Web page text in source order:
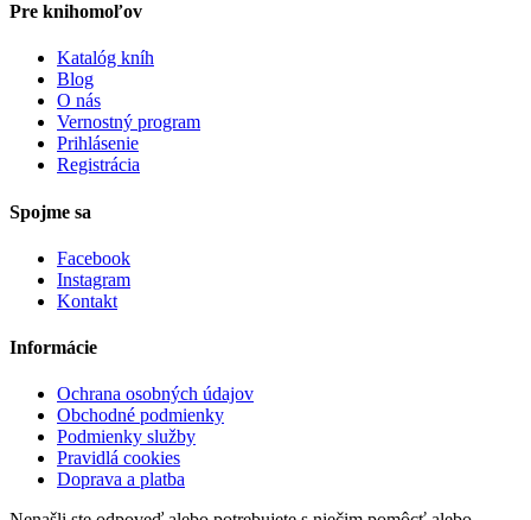
Pre knihomoľov
Katalóg kníh
Blog
O nás
Vernostný program
Prihlásenie
Registrácia
Spojme sa
Facebook
Instagram
Kontakt
Informácie
Ochrana osobných údajov
Obchodné podmienky
Podmienky služby
Pravidlá cookies
Doprava a platba